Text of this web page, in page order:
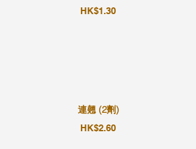
HK$1.30
連翹 (2劑)
HK$2.60